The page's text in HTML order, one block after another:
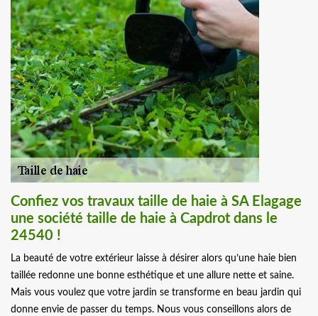
Confiez vos travaux taille de haie à SA Elagage
une société taille de haie à Capdrot dans le
24540 !
La beauté de votre extérieur laisse à désirer alors qu’une haie bien
taillée redonne une bonne esthétique et une allure nette et saine.
Mais vous voulez que votre jardin se transforme en beau jardin qui
donne envie de passer du temps. Nous vous conseillons alors de